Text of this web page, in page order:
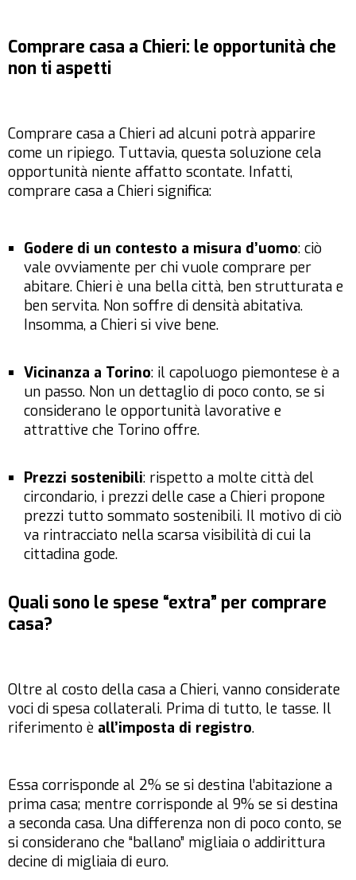
Comprare casa a Chieri: le opportunità che
non ti aspetti
Comprare casa a Chieri ad alcuni potrà apparire
come un ripiego. Tuttavia, questa soluzione cela
opportunità niente affatto scontate. Infatti,
comprare casa a Chieri significa:
Godere di un contesto a misura d’uomo: ciò
vale ovviamente per chi vuole comprare per
abitare. Chieri è una bella città, ben strutturata e
ben servita. Non soffre di densità abitativa.
Insomma, a Chieri si vive bene.
Vicinanza a Torino: il capoluogo piemontese è a
un passo. Non un dettaglio di poco conto, se si
considerano le opportunità lavorative e
attrattive che Torino offre.
Prezzi sostenibili: rispetto a molte città del
circondario, i prezzi delle case a Chieri propone
prezzi tutto sommato sostenibili. Il motivo di ciò
va rintracciato nella scarsa visibilità di cui la
cittadina gode.
Quali sono le spese “extra” per comprare
casa?
Oltre al costo della casa a Chieri, vanno considerate
voci di spesa collaterali. Prima di tutto, le tasse. Il
riferimento è all’imposta di registro.
Essa corrisponde al 2% se si destina l’abitazione a
prima casa; mentre corrisponde al 9% se si destina
a seconda casa. Una differenza non di poco conto, se
si considerano che “ballano” migliaia o addirittura
decine di migliaia di euro.